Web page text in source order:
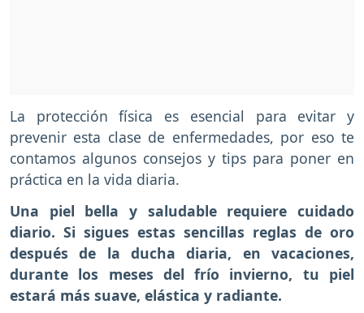
La protección física es esencial para evitar y
prevenir esta clase de enfermedades, por eso te
contamos algunos consejos y tips para poner en
práctica en la vida diaria.
Una piel bella y saludable requiere cuidado
diario. Si sigues estas sencillas reglas de oro
después de la ducha diaria, en vacaciones,
durante los meses del frío invierno, tu piel
estará más suave, elástica y radiante.